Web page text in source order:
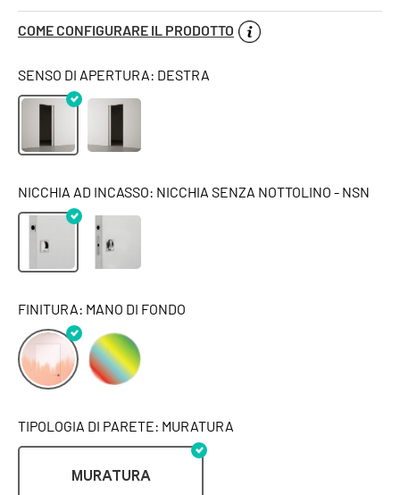
COME CONFIGURARE IL PRODOTTO
SENSO DI APERTURA: DESTRA
NICCHIA AD INCASSO: NICCHIA SENZA NOTTOLINO - NSN
FINITURA: MANO DI FONDO
TIPOLOGIA DI PARETE: MURATURA
MURATURA